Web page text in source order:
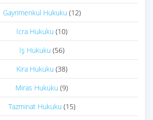
Gayrimenkul Hukuku (12)
İcra Hukuku (10)
İş Hukuku (56)
Kira Hukuku (38)
Miras Hukuku (9)
Tazminat Hukuku (15)